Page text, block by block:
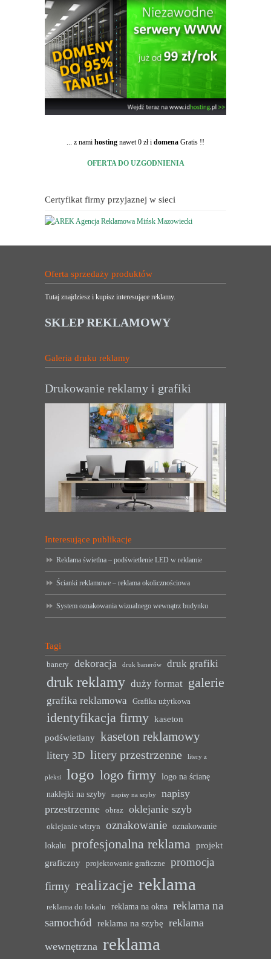
... z nami hosting nawet 0 zł i domena Gratis !!
OFERTA DO UZGODNIENIA
Certyfikat firmy przyjaznej w sieci
Oferta sprzedaży produktów
Tutaj znajdziesz i kupisz interesujące reklamy.
SKLEP REKLAMOWY
Galeria druku reklamy
Drukowanie reklamy i grafiki
Interesujące publikacje
Reklama świetlna – podświetlenie LED w reklamie
Ścianki reklamowe – reklama okolicznościowa
System oznakowania wizualnego wewnątrz budynku
Tagi
banery dekoracja druk banerów druk grafiki
druk reklamy duży format galerie
grafika reklamowa Grafika użytkowa
identyfikacja firmy kaseton
podświetlany kaseton reklamowy
litery 3D litery przestrzenne litery z
pleksi logo logo firmy logo na ścianę
naklejki na szyby
napisy na szyby
napisy
przestrzenne
obraz oklejanie szyb
oklejanie witryn oznakowanie oznakowanie
lokalu profesjonalna reklama projekt
graficzny
projektowanie graficzne
promocja
firmy realizacje reklama
reklama do lokalu reklama na okna reklama na
samochód reklama na szybę reklama
wewnętrzna reklama